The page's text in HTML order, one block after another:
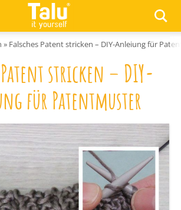
» Falsches Patent stricken – DIY-Anleiung für
Patent stricken – DIY-
für Patentmuster